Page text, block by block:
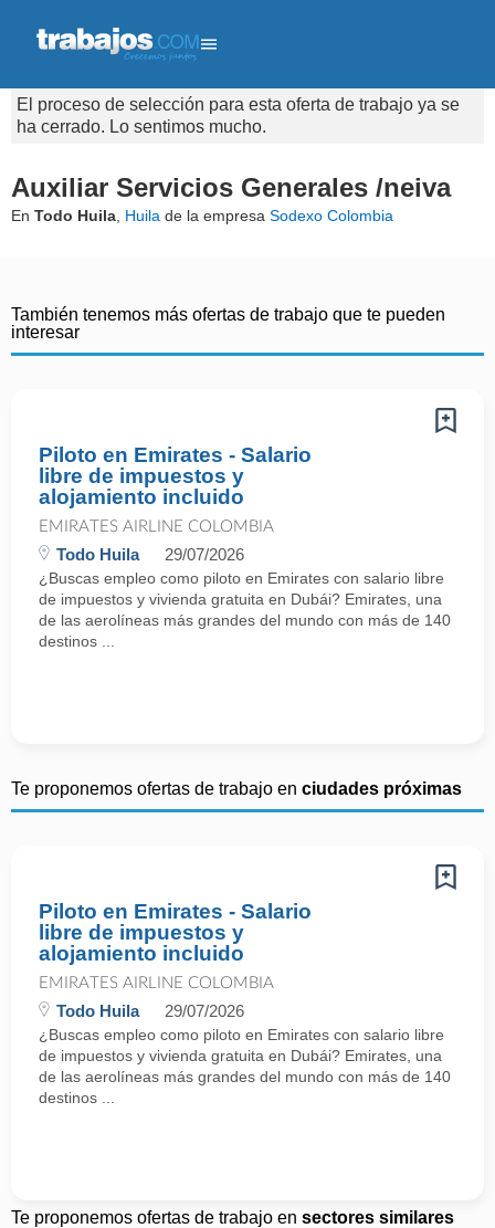
El proceso de selección para esta oferta de trabajo ya se
ha cerrado. Lo sentimos mucho.
Auxiliar Servicios Generales /neiva
En Todo Huila Huila de la empresa Sodexo Colombia
También tenemos más ofertas de trabajo que te pueden
interesar
Piloto en Emirates - Salario
libre de impuestos y
alojamiento incluido
EMIRATES AIRLINE COLOMBIA
Todo Huila 29/07/2026
¿Buscas empleo como piloto en Emirates con salario libre
de impuestos y vivienda gratuita en Dubái? Emirates, una
de las aerolíneas más grandes del mundo con más de 140
destinos ...
Te proponemos ofertas de trabajo en ciudades próximas
Piloto en Emirates - Salario
libre de impuestos y
alojamiento incluido
EMIRATES AIRLINE COLOMBIA
Todo Huila 29/07/2026
¿Buscas empleo como piloto en Emirates con salario libre
de impuestos y vivienda gratuita en Dubái? Emirates, una
de las aerolíneas más grandes del mundo con más de 140
destinos ...
Te proponemos ofertas de trabajo en sectores similares